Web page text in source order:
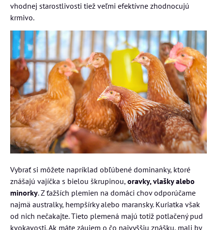
vhodnej starostlivosti tiež veľmi efektívne zhodnocujú
krmivo.
Vybrať si môžete napríklad obľúbené dominanky, ktoré
znášajú vajíčka s bielou škrupinou, oravky, vlašky alebo
minorky. Z ťažších plemien na domáci chov odporúčame
najmä australky, hempšírky alebo maransky. Kuriatka však
od nich nečakajte. Tieto plemená majú totiž potlačený pud
kvokavosti. Ak máte záujem o čo najvyššiu znášku, mali by